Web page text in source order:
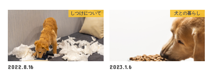
しつけについて
2022.8.16
犬との暮らし
2023.1.6